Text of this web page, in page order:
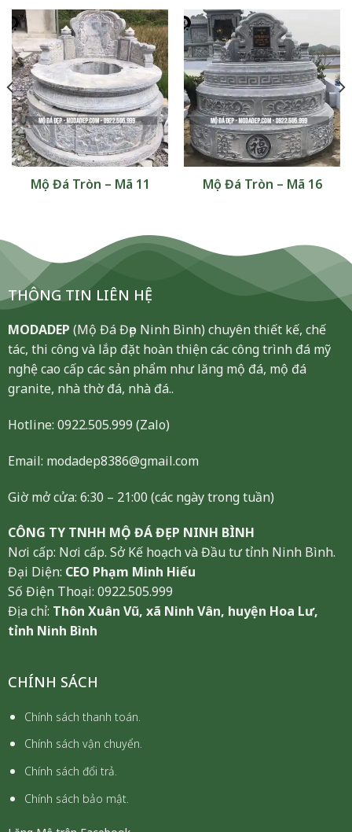
Mộ Đá Tròn – Mã 11 Mộ Đá Tròn – Mã 16
THÔNG TIN LIÊN HỆ
MODADEP (Mộ Đá Đẹp Ninh Bình) chuyên thiết kế, chế
tác, thi công và lắp đặt hoàn thiện các công trình đá mỹ
nghệ cao cấp các sản phẩm như lăng mộ đá, mộ đá
granite, nhà thờ đá, nhà đá..
Hotline: 0922.505.999 (Zalo)
Email: modadep8386@gmail.com
Giờ mở cửa: 6:30 – 21:00 (các ngày trong tuần)
CÔNG TY TNHH MỘ ĐÁ ĐẸP NINH BÌNH
Nơi cấp: Nơi cấp. Sở Kế hoạch và Đầu tư tỉnh Ninh Bình.
Đại Diện: CEO Phạm Minh Hiếu
Số Điện Thoại: 0922.505.999
Địa chỉ: Thôn Xuân Vũ, xã Ninh Vân, huyện Hoa Lư,
tỉnh Ninh Bình
CHÍNH SÁCH
Chính sách thanh toán.
Chính sách vận chuyển.
Chính sách đổi trả.
Chính sách bảo mật.